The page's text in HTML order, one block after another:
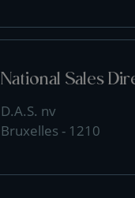
National Sales
D.A.S. nv
Bruxelles - 1210